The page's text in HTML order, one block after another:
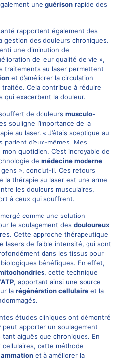
une guérisonrapide des
rapportent également des
gestion des douleurs chroniques.
une diminution de
de leur qualité de vie »,
traitements au laser permettent
et d’améliorer la circulation
Cela contribue à réduire
qui exacerbent la douleur.
de douleurs musculo-
souligne l’importance de la
au laser. « J’étais sceptique au
parlent d’eux-mêmes. Mes
quotidien. C’est incroyable de
de médecine moderne
», conclut-il. Ces retours
la thérapie au laser est une arme
les douleurs musculaires,
à ceux qui souffrent.
comme une solution
le soulagement des douloureux
Cette approche thérapeutique
lasers de faible intensité, qui sont
dans les tissus pour
bénéfiques. En effet,
, cette technique
ATP, apportant ainsi une source
la régénération cellulaireet la
études cliniques ont démontré
peut apporter un soulagement
aiguës que chroniques. En
cellulaires, cette méthode
et à améliorer la